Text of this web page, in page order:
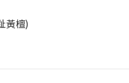
黃檀)